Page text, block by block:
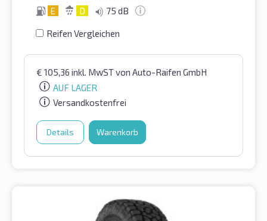
E D 75 dB
Reifen Vergleichen
€ 105,36 inkl. MwSTvon Auto-Raifen GmbH
AUF LAGER
Versandkostenfrei
Details Warenkorb